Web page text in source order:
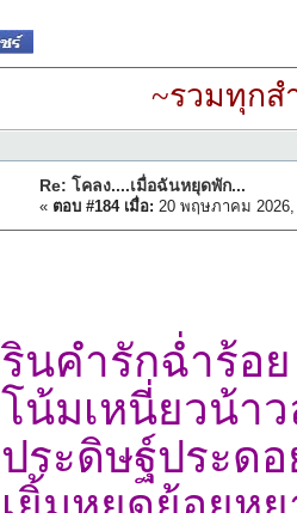
~รวมทุกส
Re: โคลง....เมื่อฉันหยุดพัก...
« ตอบ #184 เมื่อ: 20 พฤษภาคม 2026,
รินคำรักฉ่ำร้
โน้มเหนี่ยวน้า
ประดิษฐ์ประด